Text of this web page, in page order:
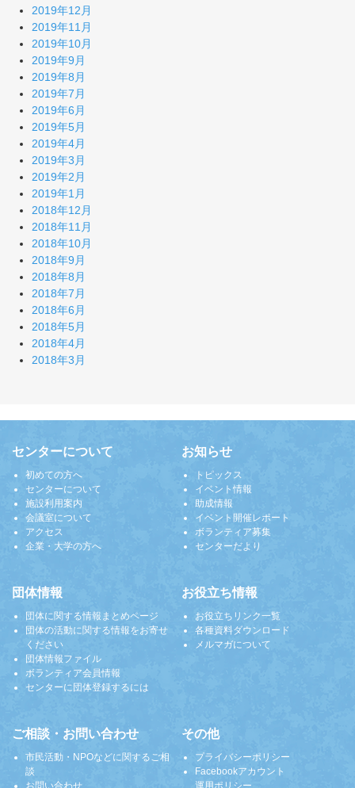
2019年12月
2019年11月
2019年10月
2019年9月
2019年8月
2019年7月
2019年6月
2019年5月
2019年4月
2019年3月
2019年2月
2019年1月
2018年12月
2018年11月
2018年10月
2018年9月
2018年8月
2018年7月
2018年6月
2018年5月
2018年4月
2018年3月
センターについて
初めての方へ
センターについて
施設利用案内
会議室について
アクセス
企業・大学の方へ
お知らせ
トピックス
イベント情報
助成情報
イベント開催レポート
ボランティア募集
センターだより
団体情報
団体に関する情報まとめページ
団体の活動に関する情報をお寄せ
ください
団体情報ファイル
ボランティア会員情報
センターに団体登録するには
お役立ち情報
お役立ちリンク一覧
各種資料ダウンロード
メルマガについて
ご相談・お問い合わせ
市民活動・NPOなどに関するご相
談
その他
プライバシーポリシー
Facebookアカウント